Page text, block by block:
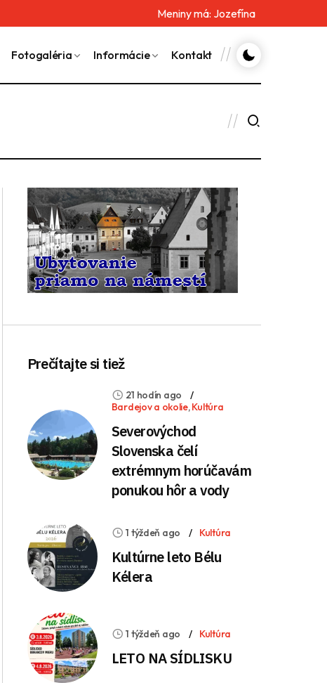
Meniny má: Jozefína
Fotogaléria Informácie Kontakt
Prečítajte si tiež
21 hodín ago
Bardejov a okolie,Kultúra
Severovýchod
Slovenska čelí
extrémnym horúčavám
ponukou hôr a vody
1 týždeň ago Kultúra
Kultúrne leto Bélu
Kélera
1 týždeň ago Kultúra
LETO NA SÍDLISKU